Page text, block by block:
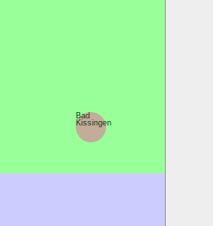
Bad
Kissingen